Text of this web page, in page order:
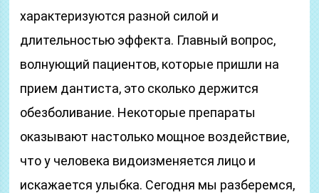
характеризуются разной силой и
длительностью эффекта. Главный вопрос,
волнующий пациентов, которые пришли на
прием дантиста, это сколько держится
обезболивание. Некоторые препараты
оказывают настолько мощное воздействие,
что у человека видоизменяется лицо и
искажается улыбка. Сегодня мы разберемся,